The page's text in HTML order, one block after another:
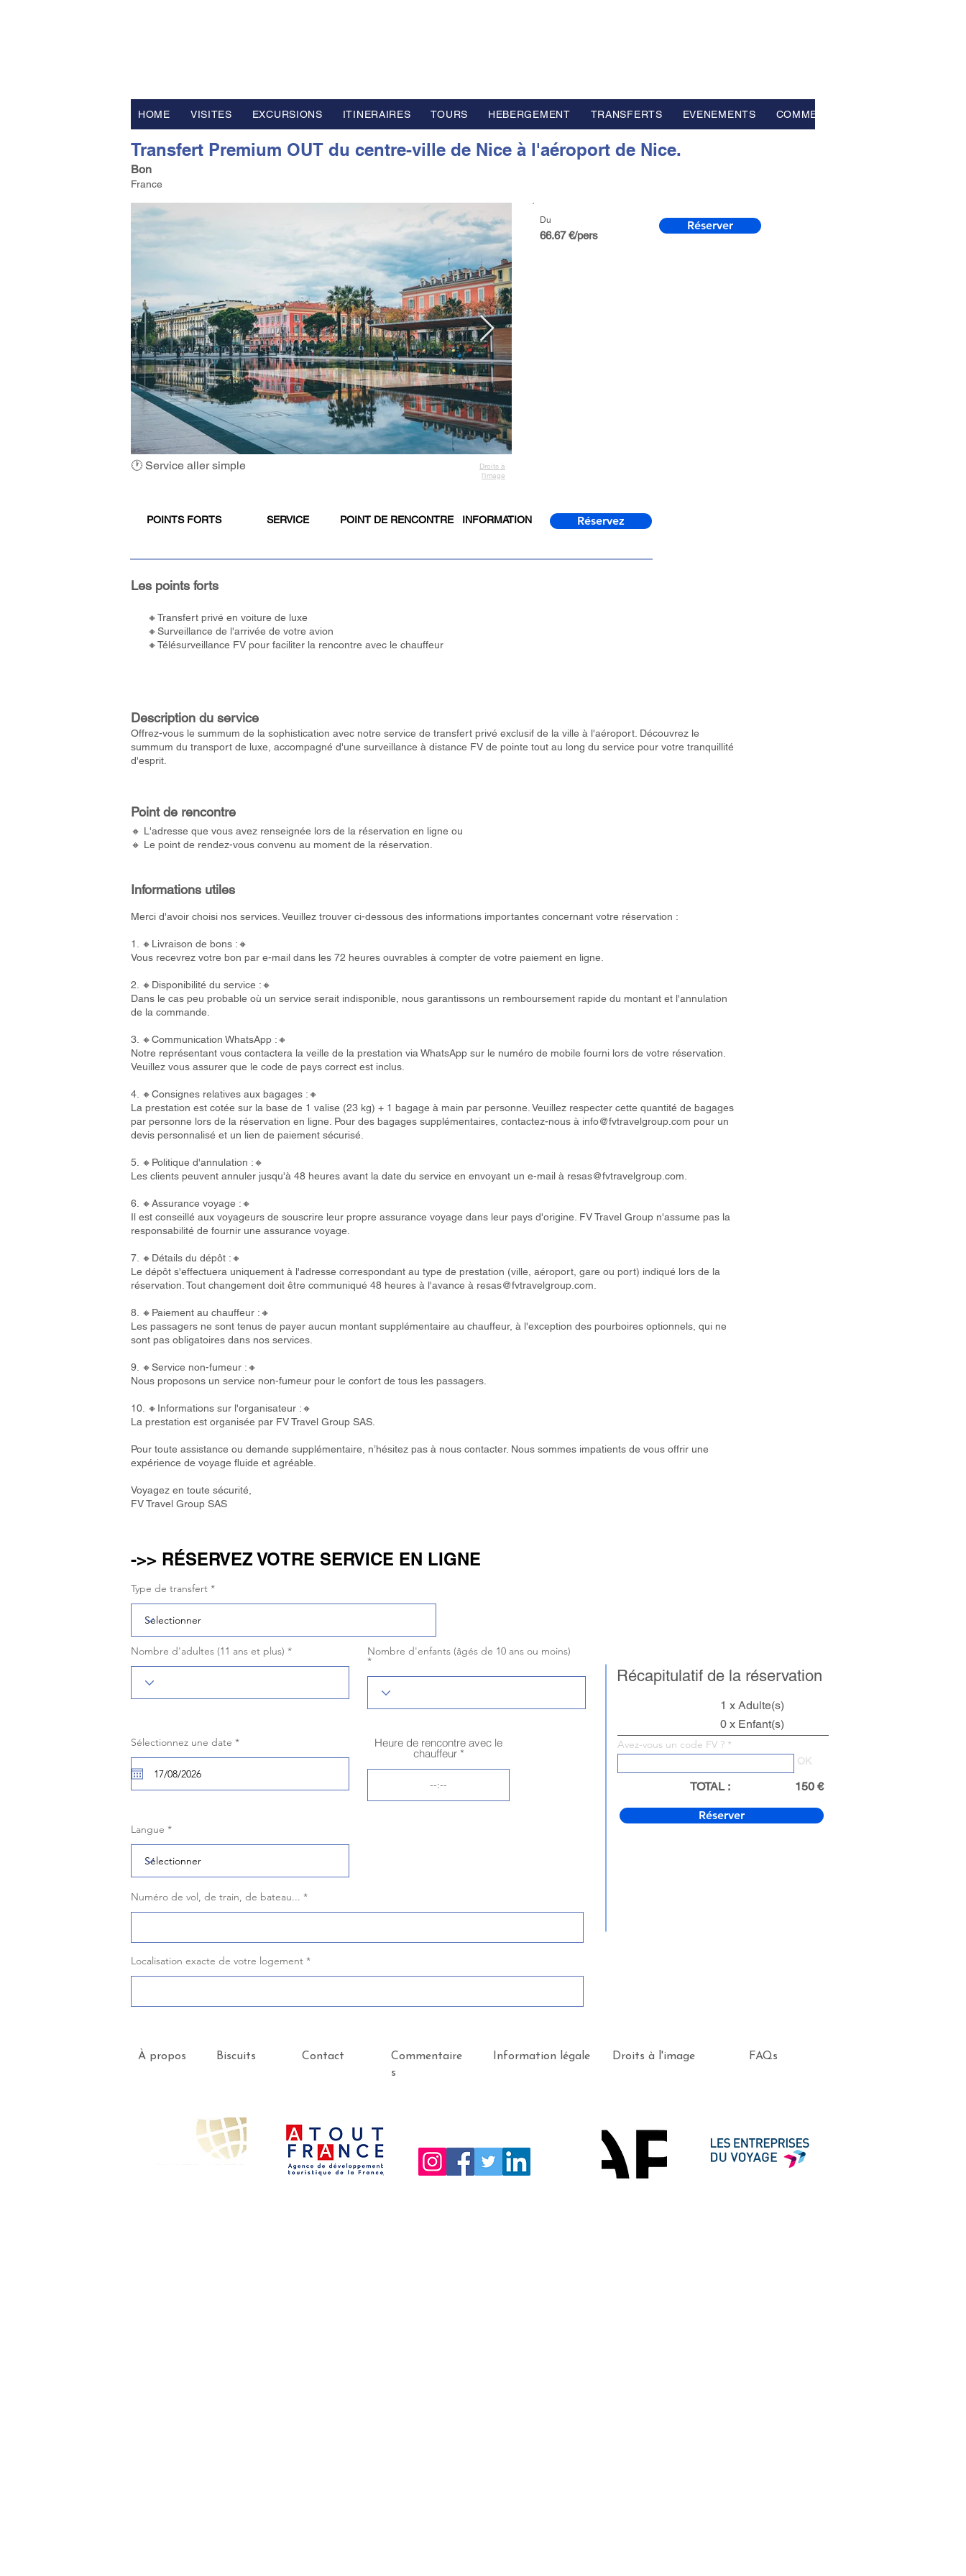
HOME VISITES EXCURSIONS ITINERAIRES TOURS HEBERGEMENT TRANSFERTS EVENEMENTS COMMENTAIRES
Transfert Premium OUT du centre-ville de Nice à l'aéroport de Nice.
Bon
France
🕐 Service aller simple
Droits à
l’image
Du
66.67 €/pers
Réserver
POINTS FORTS SERVICE POINT DE RENCONTRE INFORMATION Réservez
Les points forts
🔸Transfert privé en voiture de luxe
🔸Surveillance de l'arrivée de votre avion
🔸Télésurveillance FV pour faciliter la rencontre avec le chauffeur
Description du service
Offrez-vous le summum de la sophistication avec notre service de transfert privé exclusif de la ville à l'aéroport. Découvrez le
summum du transport de luxe, accompagné d'une surveillance à distance FV de pointe tout au long du service pour votre tranquillité
d'esprit.
Point de rencontre
🔸 L'adresse que vous avez renseignée lors de la réservation en ligne ou
🔸 Le point de rendez-vous convenu au moment de la réservation.
Informations utiles
Merci d'avoir choisi nos services. Veuillez trouver ci-dessous des informations importantes concernant votre réservation :
1. 🔸Livraison de bons :🔸
Vous recevrez votre bon par e-mail dans les 72 heures ouvrables à compter de votre paiement en ligne.
2. 🔸Disponibilité du service :🔸
Dans le cas peu probable où un service serait indisponible, nous garantissons un remboursement rapide du montant et l'annulation
de la commande.
3. 🔸Communication WhatsApp :🔸
Notre représentant vous contactera la veille de la prestation via WhatsApp sur le numéro de mobile fourni lors de votre réservation.
Veuillez vous assurer que le code de pays correct est inclus.
4. 🔸Consignes relatives aux bagages :🔸
La prestation est cotée sur la base de 1 valise (23 kg) + 1 bagage à main par personne. Veuillez respecter cette quantité de bagages
par personne lors de la réservation en ligne. Pour des bagages supplémentaires, contactez-nous à info@fvtravelgroup.com pour un
devis personnalisé et un lien de paiement sécurisé.
5. 🔸Politique d'annulation :🔸
Les clients peuvent annuler jusqu'à 48 heures avant la date du service en envoyant un e-mail à resas@fvtravelgroup.com
6. 🔸Assurance voyage :🔸
Il est conseillé aux voyageurs de souscrire leur propre assurance voyage dans leur pays d'origine. FV Travel Group n'assume pas la
responsabilité de fournir une assurance voyage.
7. 🔸Détails du dépôt :🔸
Le dépôt s'effectuera uniquement à l'adresse correspondant au type de prestation (ville, aéroport, gare ou port) indiqué lors de la
réservation. Tout changement doit être communiqué 48 heures à l'avance à resas@fvtravelgroup.com
8. 🔸Paiement au chauffeur :🔸
Les passagers ne sont tenus de payer aucun montant supplémentaire au chauffeur, à l'exception des pourboires optionnels, qui ne
sont pas obligatoires dans nos services.
9. 🔸Service non-fumeur :🔸
Nous proposons un service non-fumeur pour le confort de tous les passagers.
10. 🔸Informations sur l'organisateur :🔸
La prestation est organisée par FV Travel Group SAS.
Pour toute assistance ou demande supplémentaire, n’hésitez pas à nous contacter. Nous sommes impatients de vous offrir une
expérience de voyage fluide et agréable.
Voyagez en toute sécurité,
FV Travel Group SAS
->> RÉSERVEZ VOTRE SERVICE EN LIGNE
Type de transfert
Numéro de vol, de train, de bateau...
Sélectionnez une date *r
q
r
Nombre d'enfants (âgés de 10 ans ou moins)
Nombre d'adultes (11 ans et plus)
Récapitulatif de la réservation
1 x Adulte(s)
0 x Enfant(s)
Avez-vous un code FV ?
OK
TOTAL : 150 €
Réserver
Langue
Heure de rencontre avec le
chauffeur
Localisation exacte de votre logement
À propos Biscuits Contact
Commentaire
s
Information légale Droits à l'image FAQs